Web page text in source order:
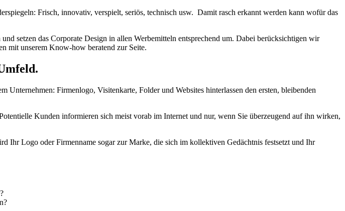
Frisch, innovativ, verspielt, seriös, technisch usw. Damit rasch erkannt werden kann wofür das
setzen das Corporate Design in allen Werbemitteln entsprechend um. Dabei berücksichtigen wir
mit unserem Know-how beratend zur Seite.
Unternehmen: Firmenlogo, Visitenkarte, Folder und Websites hinterlassen den ersten, bleibenden
Kunden informieren sich meist vorab im Internet und nur, wenn Sie überzeugend auf ihn wirken,
Ihr Logo oder Firmenname sogar zur Marke, die sich im kollektiven Gedächtnis festsetzt und Ihr